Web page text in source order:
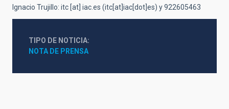
Ignacio Trujillo: itc [at] iac.es (itc[at]iac[dot]es) y 922605463
TIPO DE NOTICIA
NOTA DE PRENSA